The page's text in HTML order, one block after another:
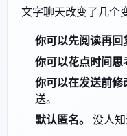
文字聊天改变了几个
你可以先阅读再回
你可以花点时间思
你可以在发送前修
送。
默认匿名。 没人知